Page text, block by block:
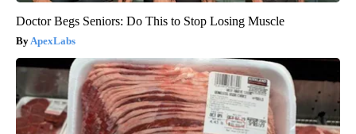
Doctor Begs Seniors: Do This to Stop Losing Muscle
ApexLabs